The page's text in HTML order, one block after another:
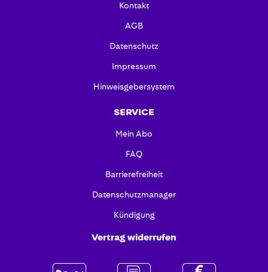
Kontakt
AGB
Datenschutz
Impressum
Hinweisgebersystem
SERVICE
Mein Abo
FAQ
Barrierefreiheit
Datenschutzmanager
Kündigung
Vertrag widerrufen